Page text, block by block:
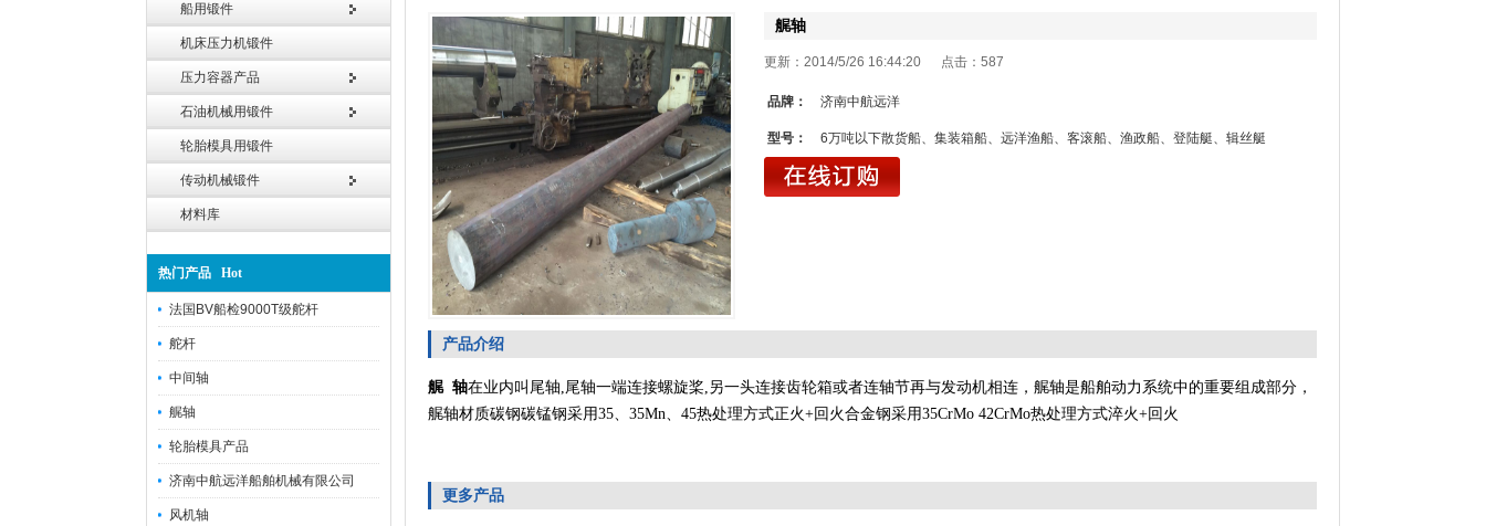
船用锻件
机床压力机锻件
压力容器产品
石油机械用锻件
轮胎模具用锻件
传动机械锻件
材料库
热门产品 Hot
法国BV船检9000T级舵杆
舵杆
中间轴
艉轴
轮胎模具产品
济南中航远洋船舶机械有限公司
风机轴
艉轴
更新：2014/5/26 16:44:20 点击： 587
品牌： 济南中航远洋
型号： 6万吨以下散货船、集装箱船、远洋渔船、客滚船、渔政船、登陆艇、辑丝艇
产品介绍
艉 轴在业内叫尾轴,尾轴一端连接螺旋桨, 另一头连接齿轮箱或者连轴节再与发动机相连 ，艉轴是船舶动力系统中的重要组成部分，
艉轴材质碳钢碳锰钢采用35、 35Mn、 45热处理方式正火+回火合金钢采用35CrMo 42CrMo热处理方式淬火+回火
更多产品